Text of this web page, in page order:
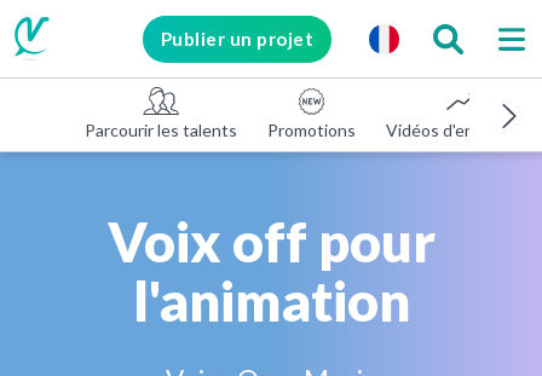
Publier un projet
Parcourir les talents Promotions Vidéos d'entreprise
Voix off pour
l'animation